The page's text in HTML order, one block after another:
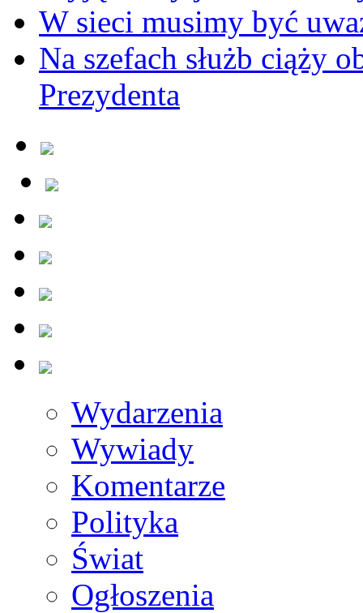
W sieci musimy być
Na szefach służb ciąży
Prezydenta
Wydarzenia
Wywiady
Komentarze
Polityka
Świat
Ogłoszenia